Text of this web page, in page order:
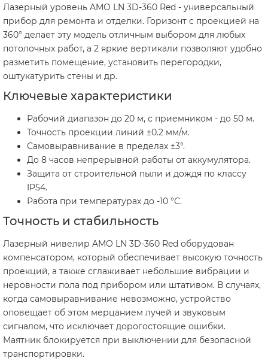
Лазерный уровень AMO LN 3D-360 Red - универсальный
прибор для ремонта и отделки. Горизонт с проекцией на
360° делает эту модель отличным выбором для любых
потолочных работ, а 2 яркие вертикали позволяют удобно
разметить помещение, установить перегородки,
оштукатурить стены и др.
Ключевые характеристики
Рабочий диапазон до 20 м, с приемником - до 50 м.
Точность проекции линий ±0.2 мм/м.
Самовыравнивание в пределах ±3°.
До 8 часов непрерывной работы от аккумулятора.
Защита от строительной пыли и дождя по классу
IP54.
Работа при температурах до -10 °С.
Точность и стабильность
Лазерный нивелир AMO LN 3D-360 Red оборудован
компенсатором, который обеспечивает высокую точность
проекций, а также сглаживает небольшие вибрации и
неровности пола под прибором или штативом. В случаях,
когда самовыравнивание невозможно, устройство
оповещает об этом мерцанием лучей и звуковым
сигналом, что исключает дорогостоящие ошибки.
Маятник блокируется при выключении для безопасной
транспортировки.